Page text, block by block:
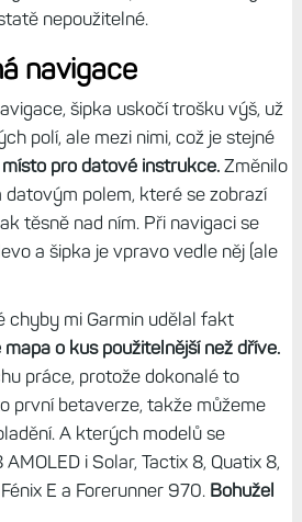
10.00 a více, už na
nemusí být číslo čitelné.
práce - přitom stačilo jen
Fénixy 7.
že předtím byly popisky
jsou však ořezané, podobně jako
nejsou ořezané na konci, ale na
na F7 mám „vzdáleno“, teď je tu
t“ pak „rdeční te“, což je o
za toto, protože dříve bylo
navigace
šipka uskočí trošku výš, už
polí, ale mezi nimi, což je stejné
pro datové instrukce.Změnilo
datovým polem, které se zobrazí
těsně nad ním. Při navigaci se